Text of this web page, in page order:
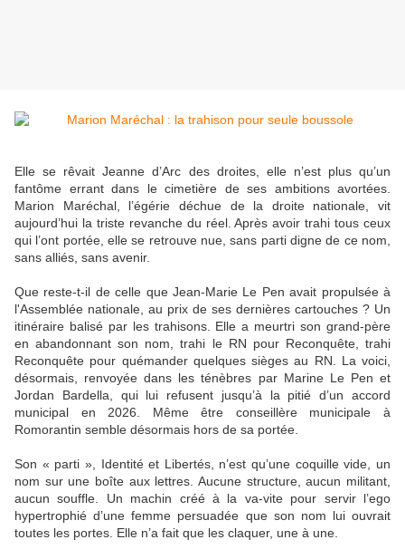
Elle se rêvait Jeanne d’Arc des droites, elle n’est plus qu’un
fantôme errant dans le cimetière de ses ambitions avortées.
Marion Maréchal, l’égérie déchue de la droite nationale, vit
aujourd’hui la triste revanche du réel. Après avoir trahi tous ceux
qui l’ont portée, elle se retrouve nue, sans parti digne de ce nom,
sans alliés, sans avenir.
Que reste-t-il de celle que Jean-Marie Le Pen avait propulsée à
l'Assemblée nationale, au prix de ses dernières cartouches ? Un
itinéraire balisé par les trahisons. Elle a meurtri son grand-père
en abandonnant son nom, trahi le RN pour Reconquête, trahi
Reconquête pour quémander quelques sièges au RN. La voici,
désormais, renvoyée dans les ténèbres par Marine Le Pen et
Jordan Bardella, qui lui refusent jusqu’à la pitié d’un accord
municipal en 2026. Même être conseillère municipale à
Romorantin semble désormais hors de sa portée.
Son « parti », Identité et Libertés, n’est qu’une coquille vide, un
nom sur une boîte aux lettres. Aucune structure, aucun militant,
aucun souffle. Un machin créé à la va-vite pour servir l’ego
hypertrophié d’une femme persuadée que son nom lui ouvrait
toutes les portes. Elle n’a fait que les claquer, une à une.